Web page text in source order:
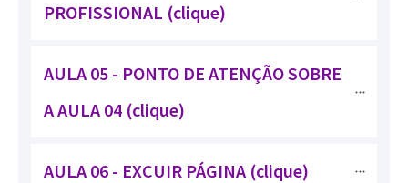
PROFISSIONAL (clique)
AULA 05 - PONTO DE ATENÇÃO SOBRE
A AULA 04 (clique)
AULA 06 - EXCUIR PÁGINA (clique)